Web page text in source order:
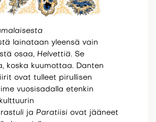
lainataan yleensä vain
osaa, Helvettiä. Se
koska kuumottaa. Danten
ovat tulleet pirullisen
vuosisadalla etenkin
ja Paratiisi ovat jääneet